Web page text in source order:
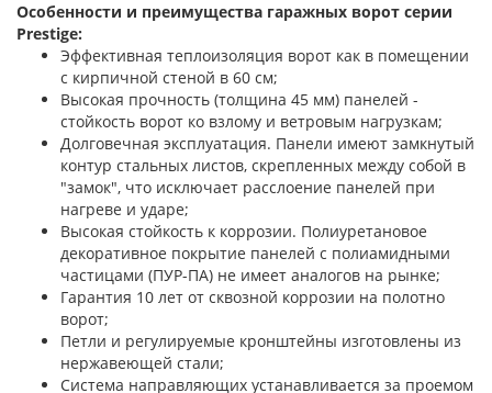
Особенности и преимущества гаражных ворот серии
Prestige:
Эффективная теплоизоляция ворот как в помещении
с кирпичной стеной в 60 см;
Высокая прочность (толщина 45 мм) панелей -
стойкость ворот ко взлому и ветровым нагрузкам;
Долговечная эксплуатация. Панели имеют замкнутый
контур стальных листов, скрепленных между собой в
"замок", что исключает расслоение панелей при
нагреве и ударе;
Высокая стойкость к коррозии. Полиуретановое
декоративное покрытие панелей с полиамидными
частицами (ПУР-ПА) не имеет аналогов на рынке;
Гарантия 10 лет от сквозной коррозии на полотно
ворот;
Петли и регулируемые кронштейны изготовлены из
нержавеющей стали;
Система направляющих устанавливается за проемом